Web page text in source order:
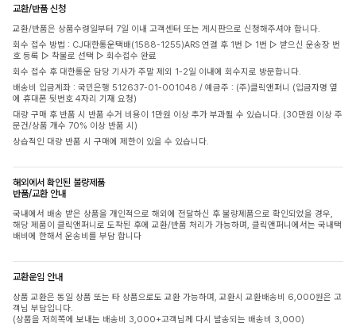
교환/반품 신청
교환/반품은 상품수령일부터 7일 이내 고객센터 또는 게시판으로 신청해주셔야 합니다.
회수 접수 방법 : CJ대한통운택배(1588-1255)ARS 연결 후 1번 ▷ 1번 ▷ 받으신 운송장 번
호 등록 ▷ 착불로 선택 ▷ 회수접수 완료
회수 접수 후 대한통운 담당 기사가 주말 제외 1-2일 이내에 회수지로 방문합니다.
배송비 입금계좌 : 국민은행 512637-01-001048 / 예금주 : (주)클릭앤퍼니 (입금자명 옆
에 휴대폰 뒷번호 4자리 기재 요청)
대량 구매 후 반품 시 반품 수거 비용이 1만원 이상 추가 부과될 수 있습니다. (30만원 이상 주
문건/상품 개수 70% 이상 반품 시)
상습적인 대량 반품 시 구매에 제한이 있을 수 있습니다.
해외에서 확인된 불량제품
반품/교환 안내
국내에서 배송 받은 상품을 개인적으로 해외에 전달하신 후 불량제품으로 확인되었을 경우,
해당 제품이 클릭앤퍼니로 도착된 후에 교환/반품 처리가 가능하며, 클릭앤퍼니에서는 국내택
배비에 한해서 운송비를 부담 합니다
교환운임 안내
상품 교환은 동일 상품 또는 타 상품으로도 교환 가능하며, 교환시 교환배송비 6,000원은 고
객님 부담입니다.
(상품을 저희쪽에 보내는 배송비 3,000+고객님께 다시 발송되는 배송비 3,000)